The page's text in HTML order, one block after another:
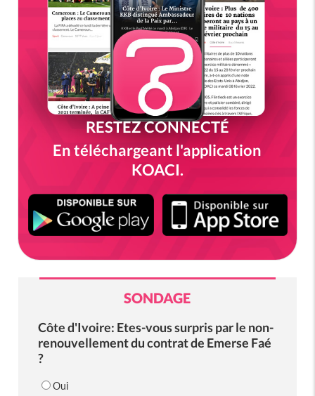
RESTEZ CONNECTÉ
En téléchargeant l'application
KOACI.
SONDAGE
Côte d'Ivoire: Etes-vous surpris par le non-
renouvellement du contrat de Emerse Faé
?
Oui